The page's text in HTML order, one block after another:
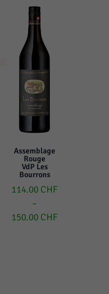
Assemblage
Rouge
VdP Les
Bourrons
114.00 CHF
–
150.00 CHF